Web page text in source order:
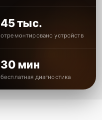
45 тыс.
отремонтировано устройств
30 мин
бесплатная диагностика